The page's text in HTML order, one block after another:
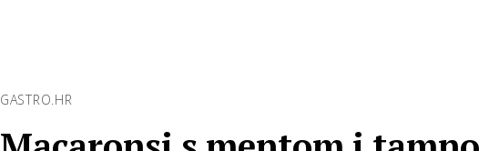
GASTRO.HR